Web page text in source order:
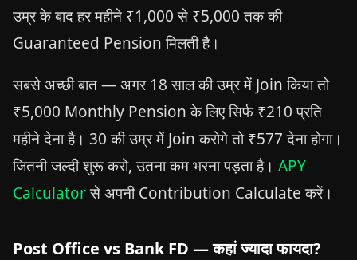
उम्र के बाद हर महीने ₹1,000 से ₹5,000 तक की
Guaranteed Pension मिलती है।
सबसे अच्छी बात — अगर 18 साल की उम्र में Join किया तो
₹5,000 Monthly Pension के लिए सिर्फ ₹210 प्रति
महीने देना है। 30 की उम्र में Join करोगे तो ₹577 देना होगा।
जितनी जल्दी शुरू करो, उतना कम भरना पड़ता है। APY
Calculatorसे अपनी Contribution Calculate करें।
Post Office vs Bank FD — कहां ज्यादा फायदा?